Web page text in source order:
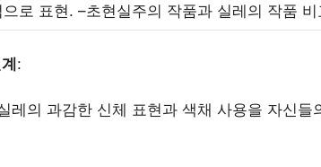
로 표현. –초현실주의 작품과 실레의 작품 비
:
레의 과감한 신체 표현과 색채 사용을 자신들